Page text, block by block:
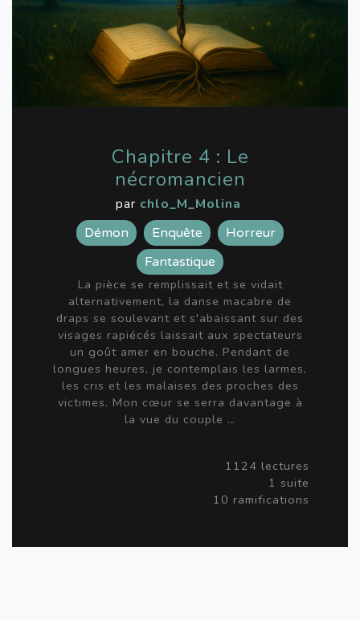
Chapitre 4 : Le
nécromancien
par chlo_M_Molina
Démon Enquête
Horreur
Fantastique
La pièce se remplissait et se vidait
alternativement, la danse macabre de
draps se soulevant et s'abaissant sur des
visages rapiécés laissait aux spectateurs
un goût amer en bouche. Pendant de
longues heures, je contemplais les larmes,
les cris et les malaises des proches des
victimes. Mon cœur se serra davantage à
la vue du couple …
1124 lectures
1 suite
10 ramifications